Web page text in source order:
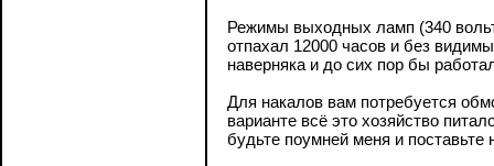
Режимы выходных ламп (340
отпахал 12000 часов и без
наверняка и до сих пор бы
Для накалов вам потребуется
варианте всё это хозяйство
будьте поумней меня и